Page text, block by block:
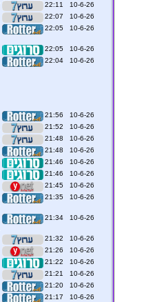
10-6-26 22:11
10-6-26 22:07
10-6-26 22:05
10-6-26 22:05
10-6-26 22:04
10-6-26 21:56
10-6-26 21:52
10-6-26 21:48
10-6-26 21:48
10-6-26 21:46
10-6-26 21:46
10-6-26 21:45
10-6-26 21:35
10-6-26 21:34
10-6-26 21:32
10-6-26 21:26
10-6-26 21:22
10-6-26 21:21
10-6-26 21:20
10-6-26 21:17